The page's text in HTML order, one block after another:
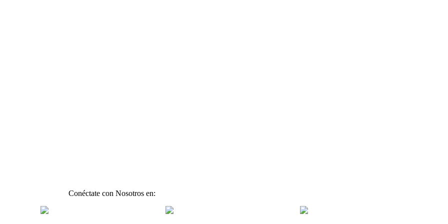
Conéctate con Nosotros en: